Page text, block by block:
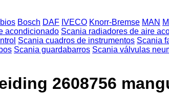
Bosch DAF IVECO Knorr-Bremse MAN
acondicionado Scania radiadores de aire
Scania cuadros de instrumentos Scania
Scania guardabarros Scania válvulas
2608756